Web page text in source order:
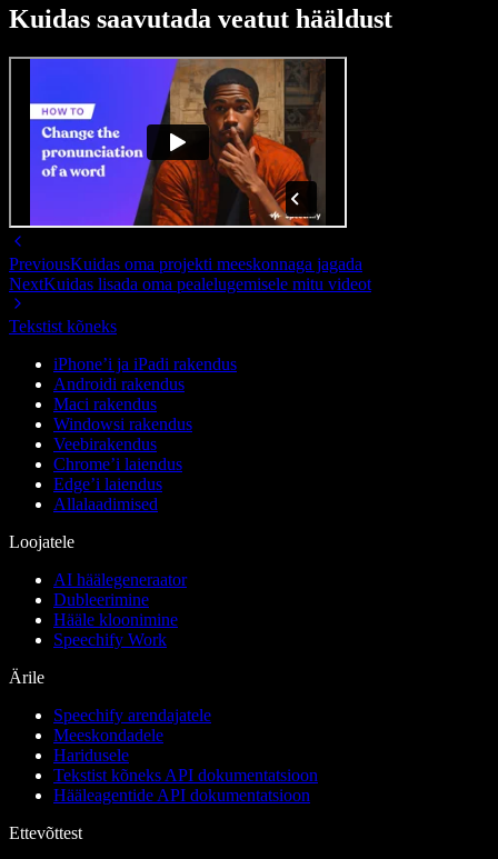
Kuidas saavutada veatut hääldust
PreviousKuidas oma projekti meeskonnaga jagada
NextKuidas lisada oma pealelugemisele mitu videot
Tekstist kõneks
iPhone’i ja iPadi rakendus
Androidi rakendus
Maci rakendus
Windowsi rakendus
Veebirakendus
Chrome’i laiendus
Edge’i laiendus
Allalaadimised
Loojatele
AI häälegeneraator
Dubleerimine
Hääle kloonimine
Speechify Work
Ärile
Speechify arendajatele
Meeskondadele
Haridusele
Tekstist kõneks API dokumentatsioon
Hääleagentide API dokumentatsioon
Ettevõttest